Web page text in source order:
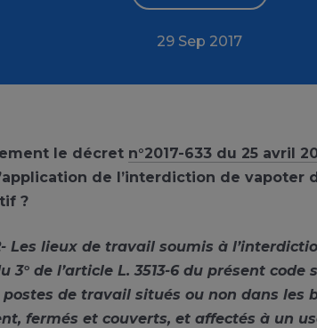
29 Sep 2017
le décret n°2017-633 du 25 avril
de l’interdiction de vapoter
?
Les lieux de travail soumis à
3° de l’article L. 3513-6 du présent code
de travail situés ou non dans les
fermés et couverts, et affectés à un